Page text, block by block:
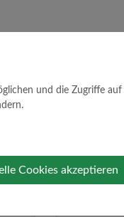
u. v.
und die Zugriffe auf
Cookies akzeptieren